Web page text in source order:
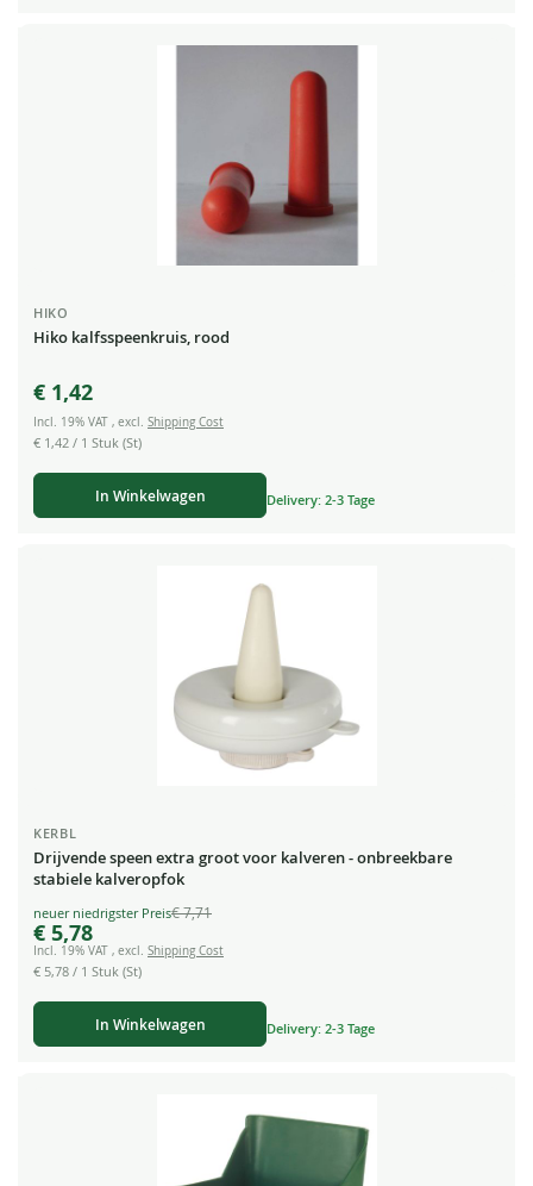
HIKO
Hiko kalfsspeenkruis, rood
€ 1,42
Incl. 19% VAT , excl. Shipping Cost
€ 1,42 / 1 Stuk (St)
In Winkelwagen Delivery: 2-3 Tage
KERBL
Drijvende speen extra groot voor kalveren - onbreekbare
stabiele kalveropfok
Special
Price
€ 5,78
€ 7,71
Incl. 19% VAT , excl. Shipping Cost
€ 5,78 / 1 Stuk (St)
In Winkelwagen Delivery: 2-3 Tage